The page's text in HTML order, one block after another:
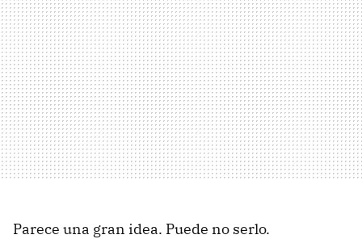
Parece una gran idea. Puede no serlo.